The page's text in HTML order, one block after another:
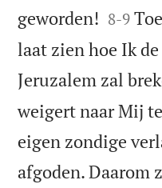
geworden! 

8-9
laat zien hoe Ik
Jeruzalem zal
weigert naar Mij
eigen zondige
afgoden. Daarom